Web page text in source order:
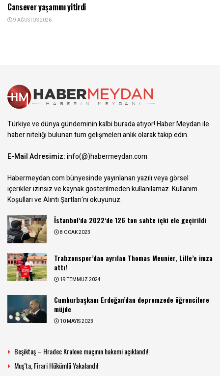
Cansever yaşamını yitirdi
9 AĞUSTOS 2026
Türkiye ve dünya gündeminin kalbi burada atıyor! Haber Meydan ile
haber niteliği bulunan tüm gelişmeleri anlık olarak takip edin.
E-Mail Adresimiz:info(@)habermeydan.com
Habermeydan.com bünyesinde yayınlanan yazılı veya görsel
içerikler izinsiz ve kaynak gösterilmeden kullanılamaz.Kullanım
Koşulları ve Alıntı Şartları'nı okuyunuz.
İstanbul’da 2022’de 126 ton sahte içki ele geçirildi
8 OCAK 2023
Trabzonspor’dan ayrılan Thomas Meunier, Lille’e imza
attı!
19 TEMMUZ 2024
Cumhurbaşkanı Erdoğan’dan depremzede öğrencilere
müjde
10 MAYIS 2023
Beşiktaş – Hradec Kralove maçının hakemi açıklandı!
Muş’ta, Firari Hükümlü Yakalandı!